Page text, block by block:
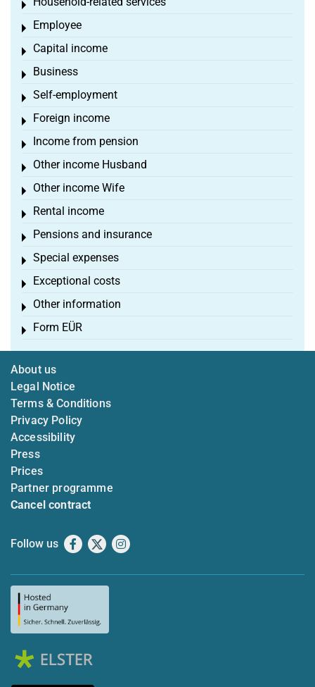
Toggle menu
Employee
Toggle menu
Capital income
Toggle menu
Business
Toggle menu
Self-employment
Toggle menu
Foreign income
Toggle menu
Income from pension
Toggle menu
Other income Husband
Toggle menu
Other income Wife
Toggle menu
Rental income
Toggle menu
Pensions and insurance
Toggle menu
Special expenses
Toggle menu
Exceptional costs
Toggle menu
Other information
Toggle menu
Form EÜR
Toggle menu
About us
Legal Notice
Terms & Conditions
Privacy Policy
Accessibility
Press
Prices
Partner programme
Cancel contract
Follow us Facebook
X Instagram